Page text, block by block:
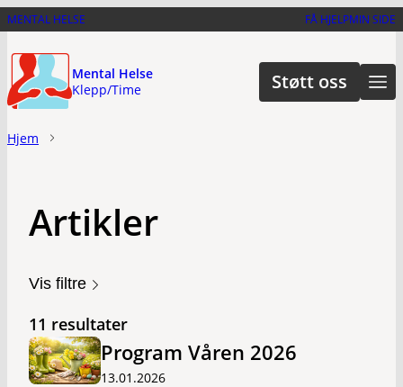
Hopp
hovedinnhold
MENTAL HELSE FÅ HJELPMIN SIDE
Mental Helse
Klepp/Time
Støtt oss
Hjem
Artikler
Vis filtre
11 resultater
Program Våren 2026
13.01.2026